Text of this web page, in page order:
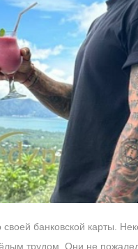
банковской карты.
трудом. Они не